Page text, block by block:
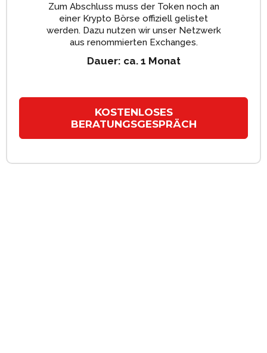
Zum Abschluss muss der Token noch an
einer Krypto Börse offiziell gelistet
werden. Dazu nutzen wir unser Netzwerk
aus renommierten Exchanges.
Dauer: ca. 1 Monat
KOSTENLOSES
BERATUNGSGESPRÄCH